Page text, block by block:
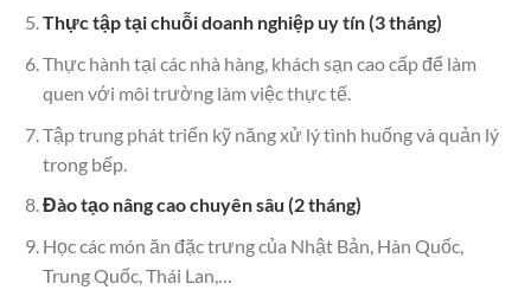
Thực tập tại chuỗi doanh nghiệp uy tín (3 tháng)
Thực hành tại các nhà hàng, khách sạn cao cấp để làm
quen với môi trường làm việc thực tế.
Tập trung phát triển kỹ năng xử lý tình huống và quản lý
trong bếp.
Đào tạo nâng cao chuyên sâu (2 tháng)
Học các món ăn đặc trưng của Nhật Bản, Hàn Quốc,
Trung Quốc, Thái Lan,…